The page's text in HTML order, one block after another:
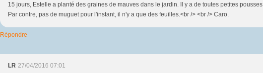
15 jours, Estelle a planté des graines de mauves dans le jardin. Il y a de toutes petites pousses.
Par contre, pas de muguet pour l'instant, il n'y a que des feuilles.<br /> <br /> Caro.
Répondre
LR 27/04/2016 07:01